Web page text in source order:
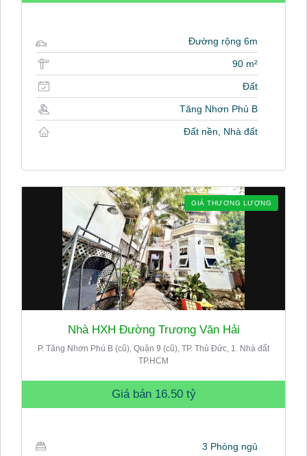
Đường rộng 6m
90 m²
Đất
Tăng Nhơn Phú B
Đất nền, Nhà đất
GIÁ THƯƠNG LƯỢNG
Nhà HXH Đường Trương Văn Hải
P. Tăng Nhơn Phú B (cũ), Quận 9 (cũ), TP. Thủ Đức, 1. Nhà đất
TP.HCM
Giá bán 16.50 tỷ
3 Phòng ngủ